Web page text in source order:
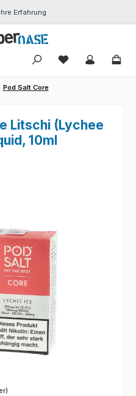
Erfahrung
Du hast 0
Pod Salt Core
Litschi (Lychee
10ml